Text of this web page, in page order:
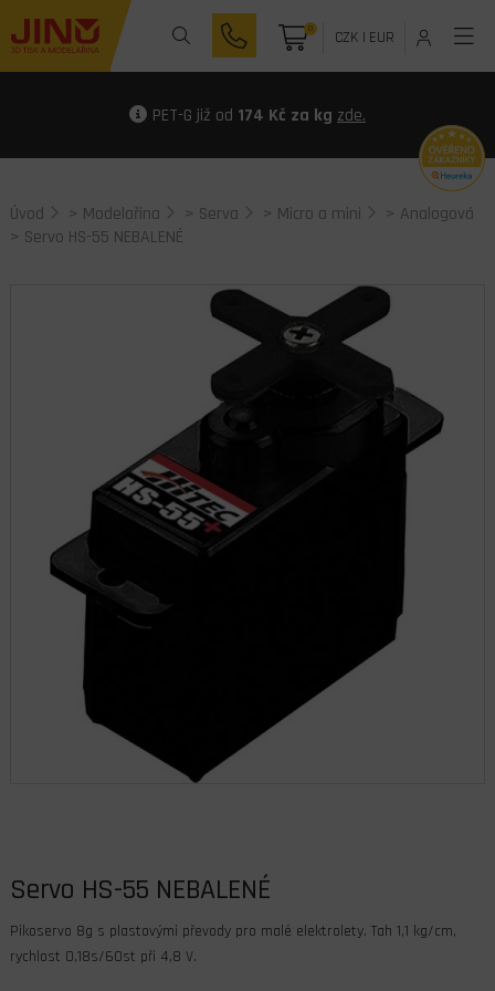
0 CZK| EUR
PET-G již od 174 Kč za kg zde.
Úvod > Modelařina > Serva > Micro a mini > Analogová
> Servo HS-55 NEBALENÉ
Servo HS-55 NEBALENÉ
Pikoservo 8g s plastovými převody pro malé elektrolety. Tah 1,1 kg/cm,
rychlost 0,18s/60st při 4,8 V.